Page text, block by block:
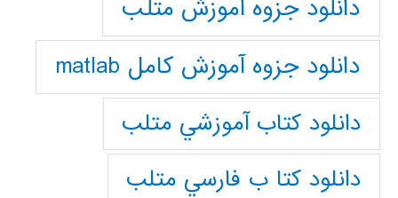
دانلود جزوه آموزش متلب
دانلود جزوه آموزش کامل matlab
دانلود كتاب آموزشي متلب
دانلود كتا ب فارسي متلب